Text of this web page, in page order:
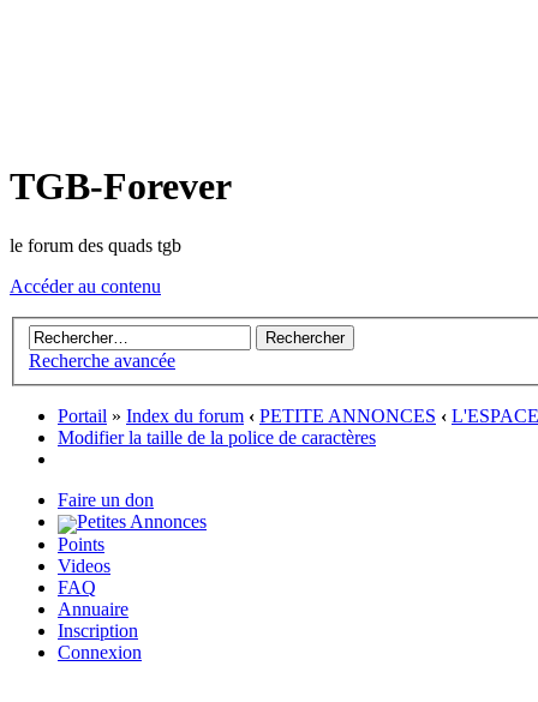
TGB-Forever
le forum des quads tgb
Accéder au contenu
Recherche avancée
Portail » Index du forum ‹ PETITE ANNONCES ‹
Modifier la taille de la police de caractères
Faire un don
Petites Annonces
Points
Videos
FAQ
Annuaire
Inscription
Connexion